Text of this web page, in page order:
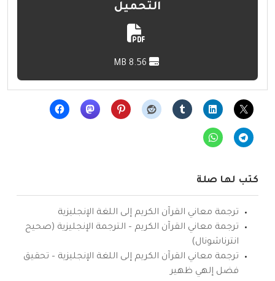
التحميل
كتب لها صلة
ترجمة معاني القرآن الكريم إلى اللغة الإنجليزية
ترجمة معاني القرآن الكريم – الترجمة الإنجليزية (صحيح
انترناشونال)
ترجمة معاني القرآن الكريم إلى اللغة الإنجليزية – تحقيق
فضل إلهي ظهير